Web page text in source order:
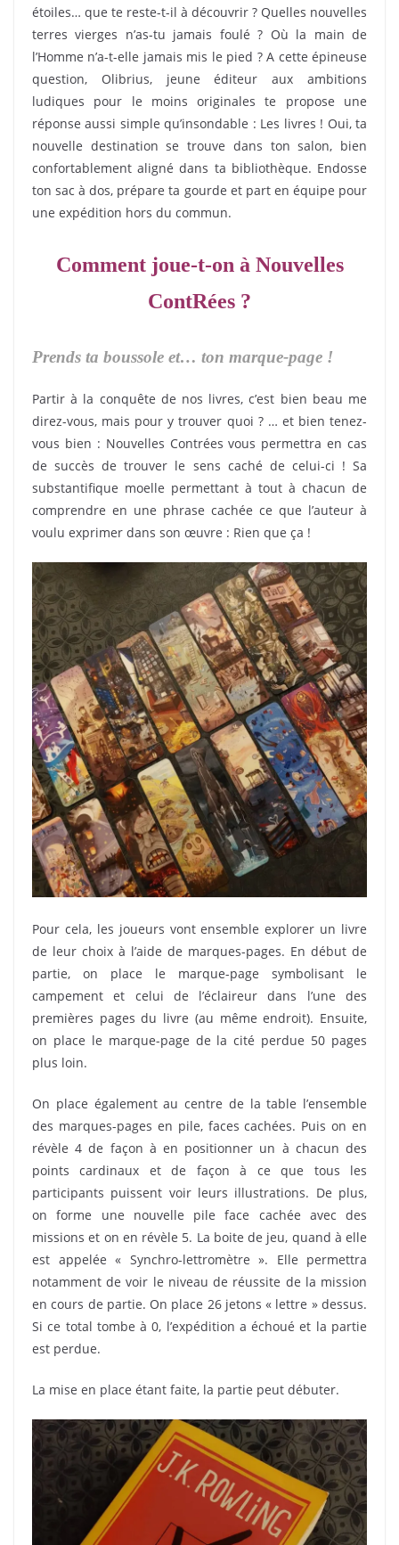
étoiles… que te reste-t-il à découvrir ? Quelles nouvelles
terres vierges n’as-tu jamais foulé ? Où la main de
l’Homme n’a-t-elle jamais mis le pied ? A cette épineuse
question, Olibrius, jeune éditeur aux ambitions
ludiques pour le moins originales te propose une
réponse aussi simple qu’insondable : Les livres ! Oui, ta
nouvelle destination se trouve dans ton salon, bien
confortablement aligné dans ta bibliothèque. Endosse
ton sac à dos, prépare ta gourde et part en équipe pour
une expédition hors du commun.
Comment joue-t-on à Nouvelles
ContRées ?
Prends ta boussole et… ton marque-page !
Partir à la conquête de nos livres, c’est bien beau me
direz-vous, mais pour y trouver quoi ? … et bien tenez-
vous bien : Nouvelles Contrées vous permettra en cas
de succès de trouver le sens caché de celui-ci ! Sa
substantifique moelle permettant à tout à chacun de
comprendre en une phrase cachée ce que l’auteur à
voulu exprimer dans son œuvre : Rien que ça !
Pour cela, les joueurs vont ensemble explorer un livre
de leur choix à l’aide de marques-pages. En début de
partie, on place le marque-page symbolisant le
campement et celui de l’éclaireur dans l’une des
premières pages du livre (au même endroit). Ensuite,
on place le marque-page de la cité perdue 50 pages
plus loin.
On place également au centre de la table l’ensemble
des marques-pages en pile, faces cachées. Puis on en
révèle 4 de façon à en positionner un à chacun des
points cardinaux et de façon à ce que tous les
participants puissent voir leurs illustrations. De plus,
on forme une nouvelle pile face cachée avec des
missions et on en révèle 5. La boite de jeu, quand à elle
est appelée « Synchro-lettromètre ». Elle permettra
notamment de voir le niveau de réussite de la mission
en cours de partie. On place 26 jetons « lettre » dessus.
Si ce total tombe à 0, l’expédition a échoué et la partie
est perdue.
La mise en place étant faite, la partie peut débuter.